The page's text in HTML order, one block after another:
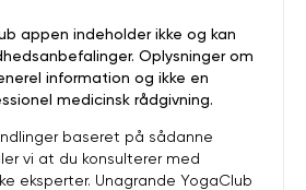
appen indeholder ikke og kan
Oplysninger om
information og ikke en
medicinsk rådgivning.
baseret på sådanne
vi at du konsulterer med
eksperter. Unagrande YogaClub